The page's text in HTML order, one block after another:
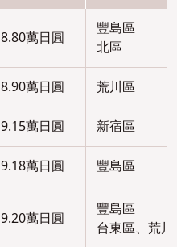
8.80萬日圓
豐島區
北區
8.90萬日圓 荒川區
9.15萬日圓 新宿區
9.18萬日圓 豐島區
9.20萬日圓
豐島區
台東區、荒